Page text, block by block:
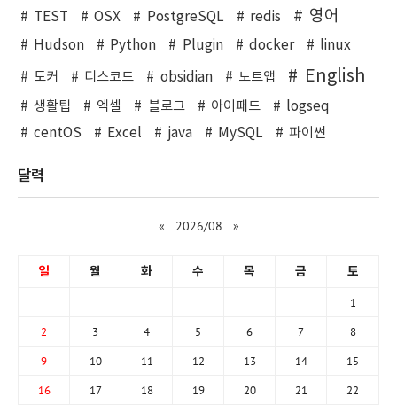
TEST
OSX PostgreSQL redis 영어
Hudson Python Plugin docker linux
도커 디스코드 obsidian 노트앱 English
생활팁 엑셀 블로그 아이패드
logseq
centOS
Excel java MySQL 파이썬
달력
« 2026/08 »
일 월 화 수 목 금 토
1
2 3 4 5 6 7 8
9 10 11 12 13 14 15
16 17 18 19 20 21 22